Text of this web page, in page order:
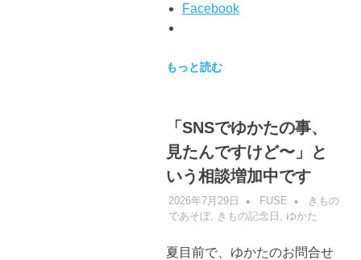
Facebook
もっと読む
「SNSでゆかたの事、
見たんですけど〜」と
いう相談増加中です
2026年7月29日 FUSE
きもの
であそぼ, きもの記念日 , ゆかた
夏目前で、ゆかたのお問合せ